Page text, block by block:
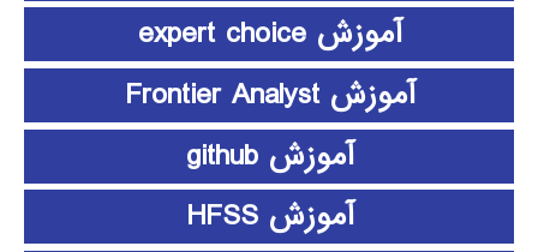
آموزش expert choice
آموزش Frontier Analyst
آموزش github
آموزش HFSS